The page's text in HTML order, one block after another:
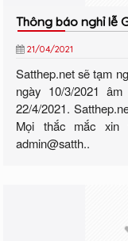
Thông báo nghỉ lễ
21/04/2021
Satthep.net sẽ tạm
ngày 10/3/2021
22/4/2021.
Mọi thắc mắc
admin@satth..